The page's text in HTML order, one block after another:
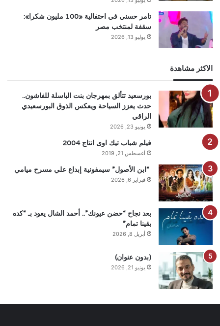
تامر حسني في احتفالية «100 مليون شكرا»:
سقفة لمنتخب مصر
يوليو 13, 2026
الاكثر مشاهدة
بورسعيد تتألق بمهرجان بنت الباسلة للفاشون..
حدث يعزز السياحة ويعكس الذوق البورسعيدي
الراقي
يونيو 23, 2026
فيلم شباب تيك اوى انتاج 2004
أغسطس 21, 2019
“ابن الأصول” سيمفونية إبداع علي مسرح ميامي
فبراير 6, 2026
بعد نجاح “حضن عيونك”.. أحمد الشال يعود بـ “كده
بقينا تمام”
أبريل 8, 2026
(بدون عنوان)
يونيو 21, 2026